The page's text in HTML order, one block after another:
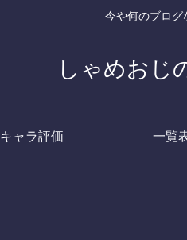
今や何のブログ
しゃめおじ
キャラ評価 一覧